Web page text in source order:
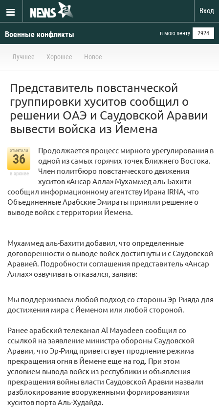
Вход
Военные конфликты в мою ленту 2924
Лучшее Хорошее Новое
Представитель повстанческой
группировки хуситов сообщил о
решении ОАЭ и Саудовской Аравии
вывести войска из Йемена
отметили
36
в архиве
Продолжается процесс мирного урегулирования в
одной из самых горячих точек Ближнего Востока.
Член политбюро повстанческого движения
хуситов «Ансар Алла» Мухаммед аль-Бахити
сообщил информационному агентству Ирана IRNA, что
Объединенные Арабские Эмираты приняли решение о
выводе войск с территории Йемена.
Мухаммед аль-Бахити добавил, что определенные
договоренности о выводе войск достигнуты и с Саудовской
Аравией. Подробности соглашения представитель «Ансар
Аллах» озвучивать отказался, заявив:
Мы поддерживаем любой подход со стороны Эр-Рияда для
достижения мира с Йеменом или любой стороной.
Ранее арабский телеканал Al Mayadeen сообщил со
ссылкой на заявление министра обороны Саудовской
Аравии, что Эр-Рияд приветствует продление режима
прекращения огня в Йемене еще на год. При этом
условием вывода войск из республики и объявления
прекращения войны власти Саудовской Аравии назвали
разблокирование вооруженными формированиями
хуситов порта Аль-Худайда.